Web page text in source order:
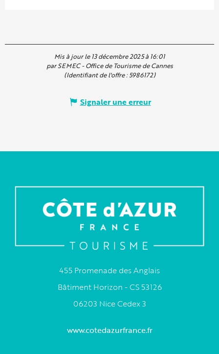
Mis à jour le 13 décembre 2025 à 16:01
par SEMEC - Office de Tourisme de Cannes
(Identifiant de l'offre :5986172)
Signaler une erreur
455 Promenade des Anglais
Bâtiment Horizon - CS 53126
06203 Nice Cedex 3
www.cotedazurfrance.fr